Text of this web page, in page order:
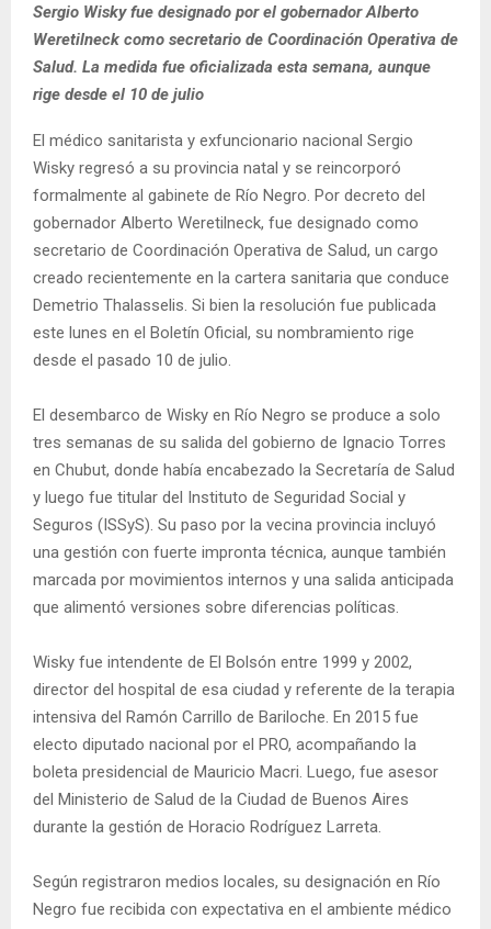
Sergio Wisky fue designado por el gobernador Alberto
Weretilneck como secretario de Coordinación Operativa de
Salud. La medida fue oficializada esta semana, aunque
rige desde el 10 de julio
El médico sanitarista y exfuncionario nacional Sergio
Wisky regresó a su provincia natal y se reincorporó
formalmente al gabinete de Río Negro. Por decreto del
gobernador Alberto Weretilneck, fue designado como
secretario de Coordinación Operativa de Salud, un cargo
creado recientemente en la cartera sanitaria que conduce
Demetrio Thalasselis. Si bien la resolución fue publicada
este lunes en el Boletín Oficial, su nombramiento rige
desde el pasado 10 de julio.
El desembarco de Wisky en Río Negro se produce a solo
tres semanas de su salida del gobierno de Ignacio Torres
en Chubut, donde había encabezado la Secretaría de Salud
y luego fue titular del Instituto de Seguridad Social y
Seguros (ISSyS). Su paso por la vecina provincia incluyó
una gestión con fuerte impronta técnica, aunque también
marcada por movimientos internos y una salida anticipada
que alimentó versiones sobre diferencias políticas.
Wisky fue intendente de El Bolsón entre 1999 y 2002,
director del hospital de esa ciudad y referente de la terapia
intensiva del Ramón Carrillo de Bariloche. En 2015 fue
electo diputado nacional por el PRO, acompañando la
boleta presidencial de Mauricio Macri. Luego, fue asesor
del Ministerio de Salud de la Ciudad de Buenos Aires
durante la gestión de Horacio Rodríguez Larreta.
Según registraron medios locales, su designación en Río
Negro fue recibida con expectativa en el ambiente médico